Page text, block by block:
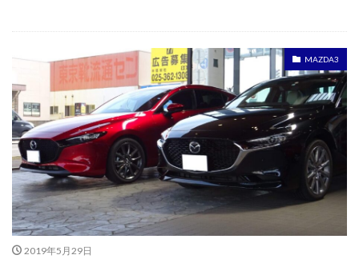
MAZDA3
2019年5月29日